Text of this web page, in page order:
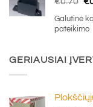
Galutinė
pateikimo
GERIAUSIAI